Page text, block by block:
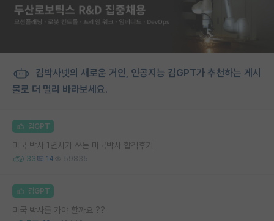
김박사넷의 새로운 거인, 인공지능 김GPT가 추천하는 게시
물로 더 멀리 바라보세요.
김GPT
미국 박사 1년차가 쓰는 미국박사 합격후기
33 14 59835
김GPT
미국 박사를 가야 할까요 ??